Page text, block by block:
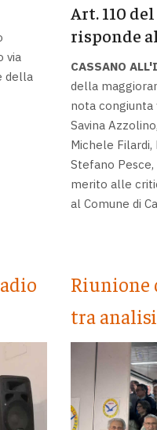
via
della
Art. 110
risponde
CASSANO
della
nota congiunta
Savina
Michele Filardi,
Stefano
merito alle
al Comune di
Riunione
tra